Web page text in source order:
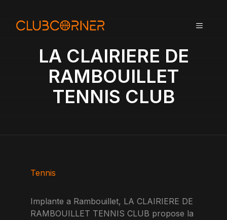
MENU
LA CLAIRIERE DE
RAMBOUILLET
TENNIS CLUB
Tennis
Implante a Rambouillet, LA CLAIRIERE DE
RAMBOUILLET TENNIS CLUB propose la